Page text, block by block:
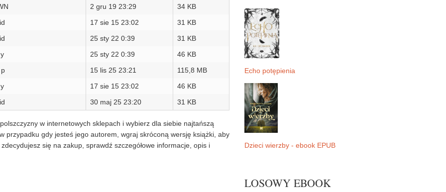
2 gru 19 23:29
34 KB
17 sie 15 23:02
31 KB
25 sty 22 0:39
31 KB
25 sty 22 0:39
46 KB
15 lis 25 23:21
115,8 MB
17 sie 15 23:02
46 KB
30 maj 25 23:20 31 KB
w internetowych sklepach i wybierz dla siebie najtańszą
przypadku gdy jesteś jego autorem, wgraj skróconą wersję książki, aby
się na zakup, sprawdź szczegółowe informacje, opis i
Echo potępienia
Dzieci wierzby - ebook EPUB
LOSOWY EBOOK